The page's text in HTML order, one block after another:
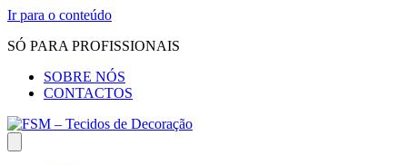
Ir para o conteúdo
SÓ PARA PROFISSIONAIS
SOBRE NÓS
CONTACTOS